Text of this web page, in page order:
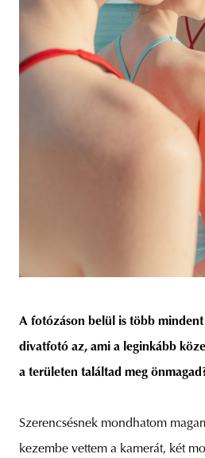
A fotózáson belül is több
divatfotó az, ami a leginkább
a területen találtad meg
Szerencsésnek mondhatom
kezembe vettem a kamerát, két